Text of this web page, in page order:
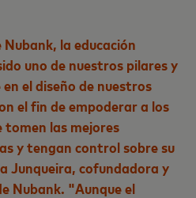
la educación
uno de nuestros pilares y
el diseño de nuestros
el fin de empoderar a los
tomen las mejores
y tengan control sobre su
Junqueira, cofundadora y
Nubank. "Aunque el